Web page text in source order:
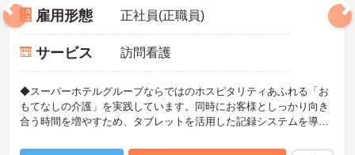
雇用形態 正社員(正職員)
サービス 訪問看護
◆スーパーホテルグループならではのホスピタリティあふれる「お
もてなしの介護」を実践しています。同時にお客様としっかり向き
合う時間を増やすため、タブレットを活用した記録システムを導入
寄り添えるやりがいのあるお仕事です。